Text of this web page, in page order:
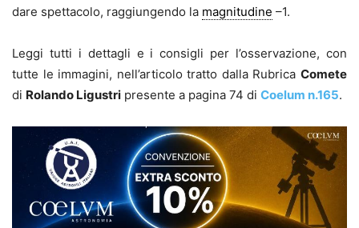
dare spettacolo, raggiungendo la magnitudine –1.
Leggi tutti i dettagli e i consigli per l’osservazione, con
tutte le immagini, nell’articolo tratto dalla Rubrica Comete
di Rolando Ligustri presente a pagina 74 di Coelum n.165.